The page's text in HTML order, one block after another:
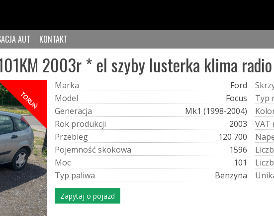
AUT KONTAKT
2003r * el szyby lusterka klima
TORUŃ
Marka
Ford
Model
Focus
Generacja
Mk1 (1998-2004)
Rok produkcji
2003
Przebieg
120 700
Pojemność skokowa
1596
Moc
101
Typ paliwa Benzyna
Skrz
Typ
Kolo
VAT
Nap
Liczb
Liczb
Unik
Zapytaj o pojazd